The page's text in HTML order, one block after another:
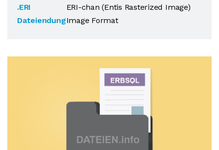
.ERI
Dateiendung
ERI-chan (Entis Rasterized Image)
Image Format